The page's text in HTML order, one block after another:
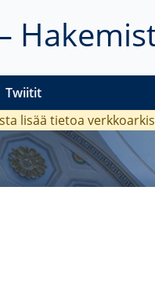
Twiitit
lisää tietoa